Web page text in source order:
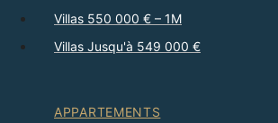
Villas 550 000 € – 1M
Villas Jusqu'à 549 000 €
APPARTEMENTS